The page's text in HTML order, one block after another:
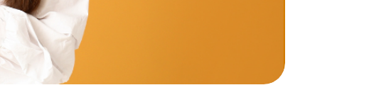
terminie 2 dniod dnia
szybkiego
Limitu Kredytowego w